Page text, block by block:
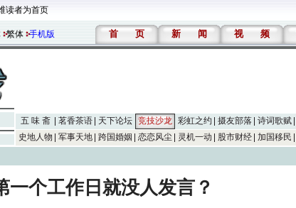
读者为首页
繁体 手机版 首 页 新 闻 视 频
五 味 斋 茗香茶语 天下论坛 竞技沙龙 彩虹之约 摄友部落 诗词歌赋
史地人物
军事天地 跨国婚姻 恋恋风尘 灵机一动 股市财经 加国移民
一个工作日就没人发言？